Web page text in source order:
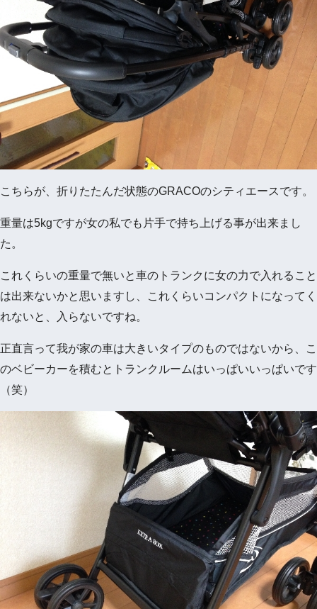
こちらが、折りたたんだ状態のGRACOのシティエースです。
重量は5kgですが女の私でも片手で持ち上げる事が出来まし
た。
これくらいの重量で無いと車のトランクに女の力で入れること
は出来ないかと思いますし、これくらいコンパクトになってく
れないと、入らないですね。
正直言って我が家の車は大きいタイプのものではないから、こ
のベビーカーを積むとトランクルームはいっぱいいっぱいです
（笑）